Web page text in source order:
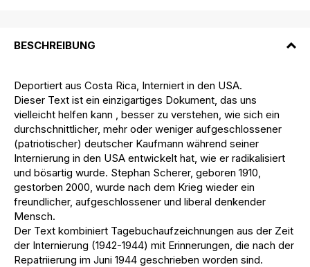
BESCHREIBUNG
Deportiert aus Costa Rica, Interniert in den USA.
Dieser Text ist ein einzigartiges Dokument, das uns
vielleicht helfen kann , besser zu verstehen, wie sich ein
durchschnittlicher, mehr oder weniger aufgeschlossener
(patriotischer) deutscher Kaufmann während seiner
Internierung in den USA entwickelt hat, wie er radikalisiert
und bösartig wurde. Stephan Scherer, geboren 1910,
gestorben 2000, wurde nach dem Krieg wieder ein
freundlicher, aufgeschlossener und liberal denkender
Mensch.
Der Text kombiniert Tagebuchaufzeichnungen aus der Zeit
der Internierung (1942-1944) mit Erinnerungen, die nach der
Repatriierung im Juni 1944 geschrieben worden sind.